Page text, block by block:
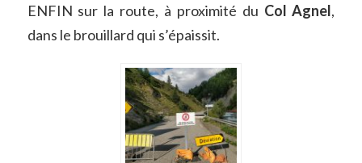
ENFIN sur la route, à proximité du Col Agnel,
dans le brouillard qui s’épaissit.